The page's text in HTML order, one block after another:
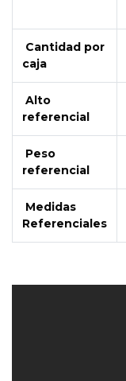
Cantidad por
caja
Alto
referencial
Peso
referencial
Medidas
Referenciales